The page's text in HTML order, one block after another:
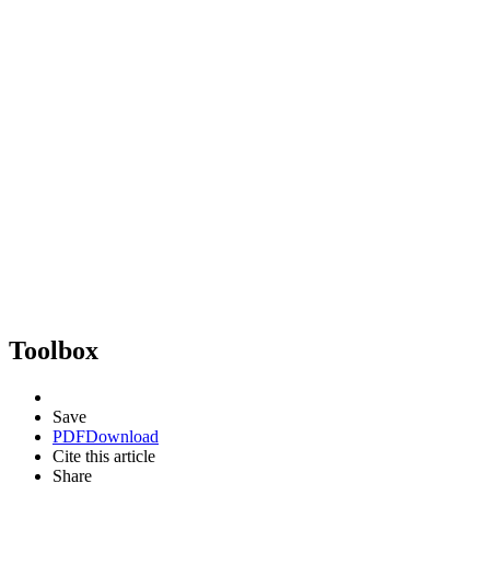
Toolbox
Save
PDFDownload
Cite this article
Share